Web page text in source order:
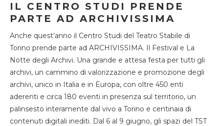
IL CENTRO STUDI PRENDE
PARTE AD ARCHIVISSIMA
Anche quest’anno il Centro Studi del Teatro Stabile di
Torino prende parte ad ARCHIVISSIMA. Il Festival e La
Notte degli Archivi. Una grande e attesa festa per tutti gli
archivi, un cammino di valorizzazione e promozione degli
archivi, unico in Italia e in Europa, con oltre 450 enti
aderenti e circa 180 eventi in presenza sul territorio, un
palinsesto interamente dal vivo a Torino e centinaia di
contenuti digitali inediti. Dal 6 al 9 giugno, gli spazi del TST